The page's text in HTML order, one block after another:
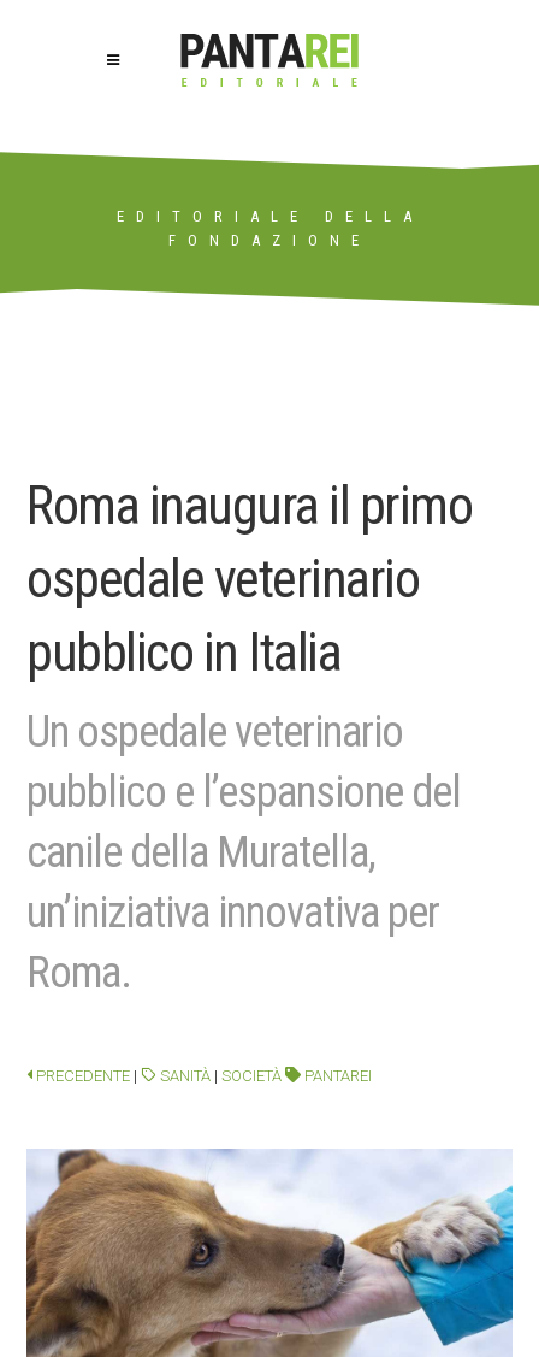
EDITORIALE DELLA
FONDAZIONE
Roma inaugura il primo
ospedale veterinario
pubblico in Italia
Un ospedale veterinario
pubblico e l’espansione del
canile della Muratella,
un’iniziativa innovativa per
Roma.
PRECEDENTE | SANITÀ |SOCIETÀ PANTAREI